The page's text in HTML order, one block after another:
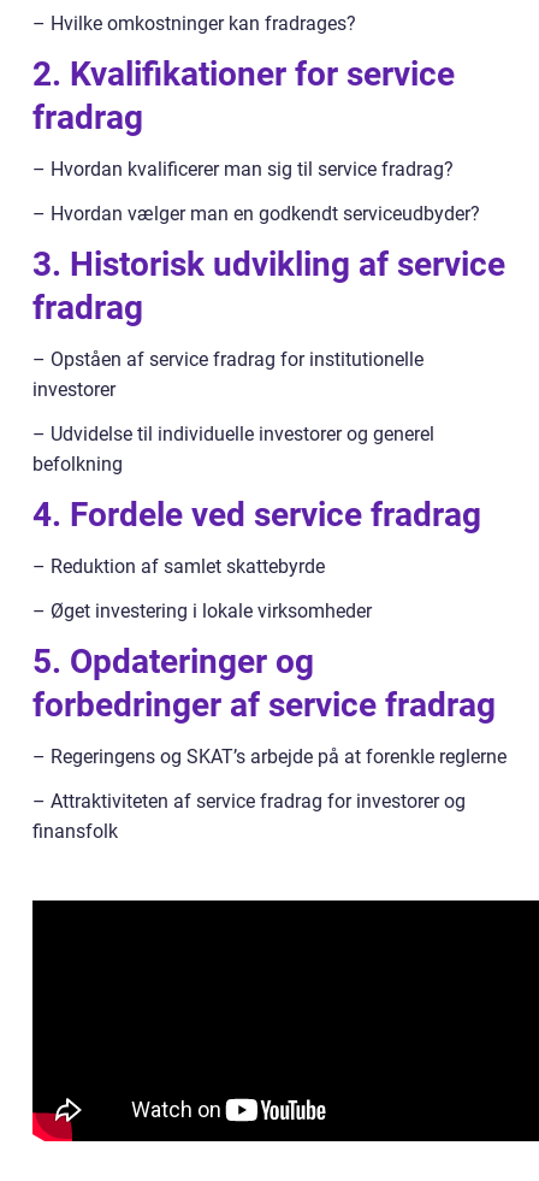
– Hvilke omkostninger kan fradrages?
2. Kvalifikationer for service
fradrag
– Hvordan kvalificerer man sig til service fradrag?
– Hvordan vælger man en godkendt serviceudbyder?
3. Historisk udvikling af service
fradrag
– Opståen af service fradrag for institutionelle
investorer
– Udvidelse til individuelle investorer og generel
befolkning
4. Fordele ved service fradrag
– Reduktion af samlet skattebyrde
– Øget investering i lokale virksomheder
5. Opdateringer og
forbedringer af service fradrag
– Regeringens og SKAT’s arbejde på at forenkle reglerne
– Attraktiviteten af service fradrag for investorer og
finansfolk